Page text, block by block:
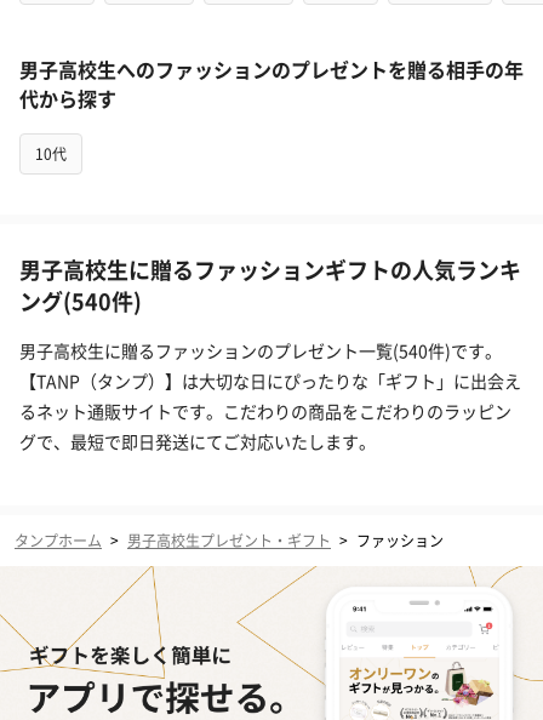
男子高校生へのファッションのプレゼントを贈る相手の年
代から探す
10代
男子高校生に贈るファッションギフトの人気ランキ
ング(540件)
男子高校生に贈るファッションのプレゼント一覧(540件)です。
【TANP（タンプ）】は大切な日にぴったりな「ギフト」に出会え
るネット通販サイトです。こだわりの商品をこだわりのラッピン
グで、最短で即日発送にてご対応いたします。
タンプホーム > 男子高校生プレゼント・ギフト > ファッション